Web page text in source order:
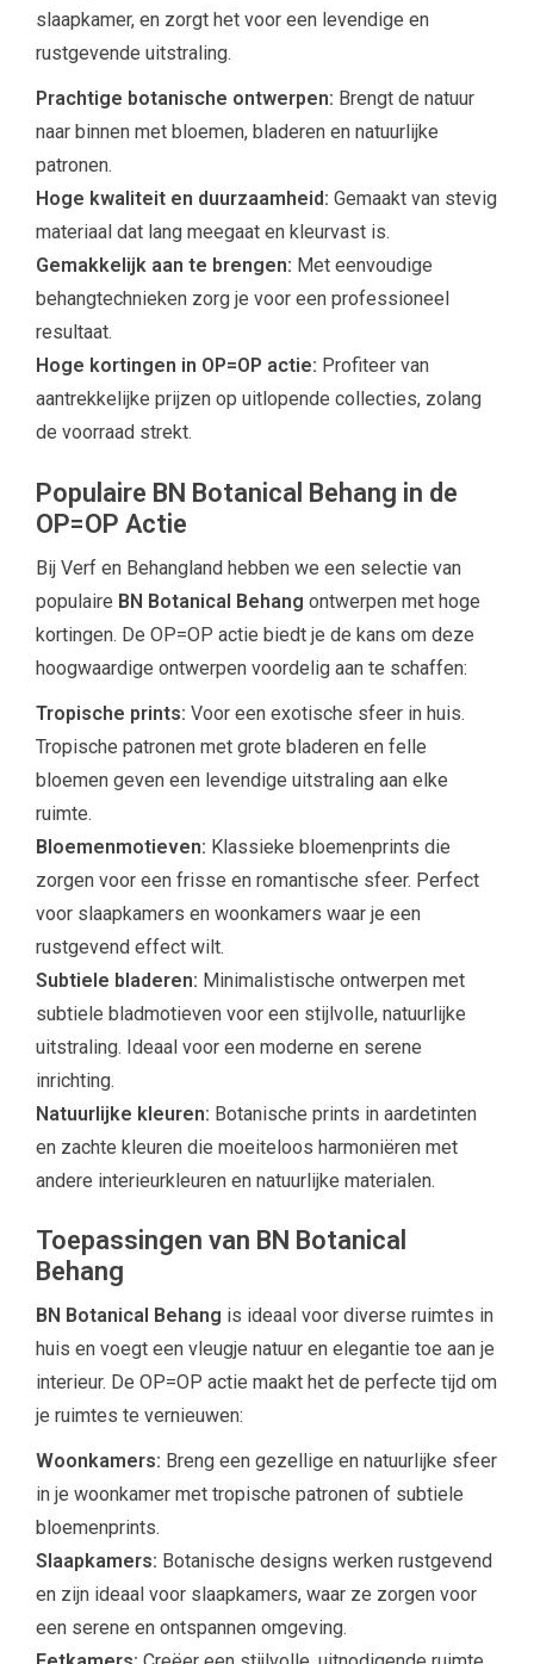
slaapkamer, en zorgt het voor een levendige en
rustgevende uitstraling.
Prachtige botanische ontwerpen: Brengt de natuur
naar binnen met bloemen, bladeren en natuurlijke
patronen.
Hoge kwaliteit en duurzaamheid: Gemaakt van stevig
materiaal dat lang meegaat en kleurvast is.
Gemakkelijk aan te brengen: Met eenvoudige
behangtechnieken zorg je voor een professioneel
resultaat.
Hoge kortingen in OP=OP actie: Profiteer van
aantrekkelijke prijzen op uitlopende collecties, zolang
de voorraad strekt.
Populaire BN Botanical Behang in de
OP=OP Actie
Bij Verf en Behangland hebben we een selectie van
populaire BN Botanical Behang ontwerpen met hoge
kortingen. De OP=OP actie biedt je de kans om deze
hoogwaardige ontwerpen voordelig aan te schaffen:
Tropische prints: Voor een exotische sfeer in huis.
Tropische patronen met grote bladeren en felle
bloemen geven een levendige uitstraling aan elke
ruimte.
Bloemenmotieven: Klassieke bloemenprints die
zorgen voor een frisse en romantische sfeer. Perfect
voor slaapkamers en woonkamers waar je een
rustgevend effect wilt.
Subtiele bladeren: Minimalistische ontwerpen met
subtiele bladmotieven voor een stijlvolle, natuurlijke
uitstraling. Ideaal voor een moderne en serene
inrichting.
Natuurlijke kleuren: Botanische prints in aardetinten
en zachte kleuren die moeiteloos harmoniëren met
andere interieurkleuren en natuurlijke materialen.
Toepassingen van BN Botanical
Behang
BN Botanical Behang is ideaal voor diverse ruimtes in
huis en voegt een vleugje natuur en elegantie toe aan je
interieur. De OP=OP actie maakt het de perfecte tijd om
je ruimtes te vernieuwen:
Woonkamers: Breng een gezellige en natuurlijke sfeer
in je woonkamer met tropische patronen of subtiele
bloemenprints.
Slaapkamers: Botanische designs werken rustgevend
en zijn ideaal voor slaapkamers, waar ze zorgen voor
een serene en ontspannen omgeving.